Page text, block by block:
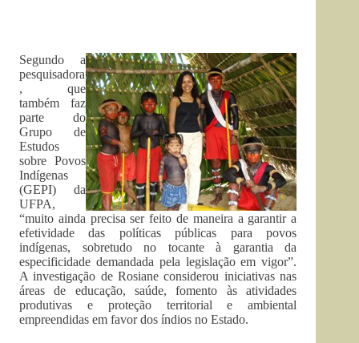
Segundo a
pesquisadora
, que
também faz
parte do
Grupo de
Estudos
sobre Povos
Indígenas
(GEPI) da
UFPA,
“muito ainda precisa ser feito de maneira a garantir a
efetividade das políticas públicas para povos
indígenas, sobretudo no tocante à garantia da
especificidade demandada pela legislação em vigor”.
A investigação de Rosiane considerou iniciativas nas
áreas de educação, saúde, fomento às atividades
produtivas e proteção territorial e ambiental
empreendidas em favor dos índios no Estado.